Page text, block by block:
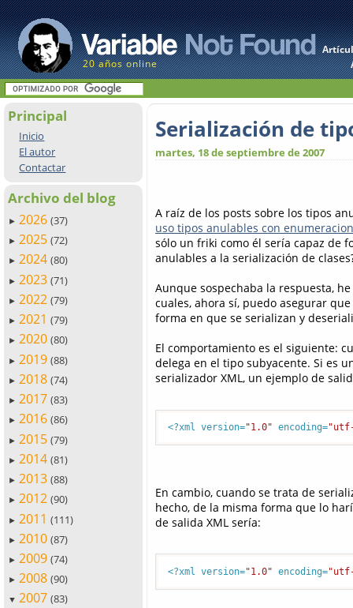
20 años online
Principal
Inicio
El autor
Contactar
Archivo del blog
► 2026 (37)
► 2025 (72)
► 2024 (80)
► 2023 (71)
► 2022 (79)
► 2021 (79)
► 2020 (80)
► 2019 (88)
► 2018 (74)
► 2017 (83)
► 2016 (86)
► 2015 (79)
► 2014 (81)
► 2013 (88)
► 2012 (90)
► 2011 (111)
► 2010 (87)
► 2009 (74)
► 2008 (90)
▼ 2007 (83)
Serialización de
martes, 18 de septiembre de 2007
A raíz de los posts sobre los tipos
uso tipos anulables con
sólo un friki como él sería capaz de
anulables a la serialización de
Aunque sospechaba la respuesta,
cuales, ahora sí, puedo asegurar
forma en que se serializan y
El comportamiento es el siguiente:
delega en el tipo subyacente. Si es
serializador XML, un ejemplo de
<?xml version="1.0" encoding=
En cambio, cuando se trata de
hecho, de la misma forma que lo
de salida XML sería:
<?xml version="1.0" encoding=